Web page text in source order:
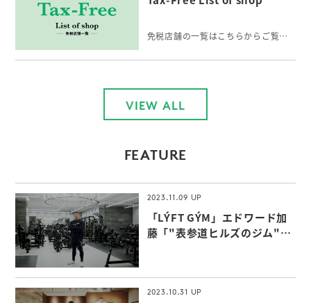
免税店舗の一覧はこちらからご覧いただけます。
VIEW ALL
FEATURE
2023.11.09
「LÝFT GÝM」エドワード加
藤「"表参道ヒルズのジム"な
2023.10.31